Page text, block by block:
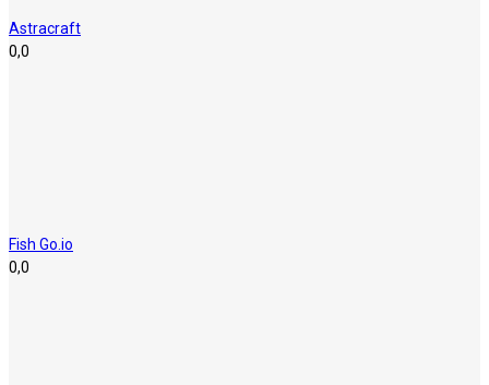
Astracraft
0,0
Fish Go.io
0,0